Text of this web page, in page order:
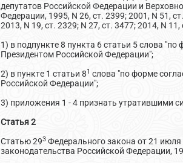
депутатов Российской Федерации и
Федерации, 1995, N 26, ст. 2399; 2001, N 51,
2013, N 19, ст. 2329; N 27, ст. 3477; 2014, N
1) в подпункте 8 пункта 6 статьи 5 слова
Президентом Российской Федерации";
2) в пункте 1 статьи 81 слова "по форме
Российской Федерации";
3) приложения 1 - 4 признать утратившими
Статья 2
Статью 293 Федерального закона от 21
законодательства Российской Федерации,